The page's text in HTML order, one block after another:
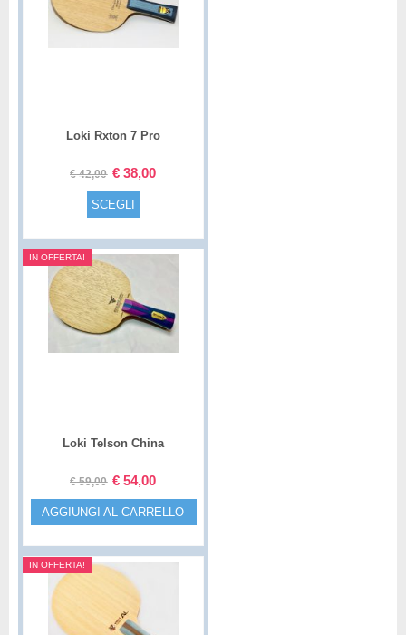
Loki Rxton 7 Pro
€42,00 € 38,00
SCEGLI
IN OFFERTA!
Loki Telson China
€59,00 € 54,00
AGGIUNGI AL CARRELLO
IN OFFERTA!